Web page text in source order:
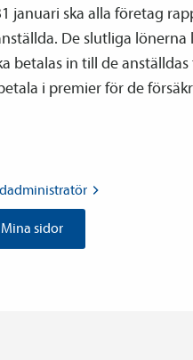
januari ska alla företag
De slutliga
betalas in till de
i premier för de
sidor